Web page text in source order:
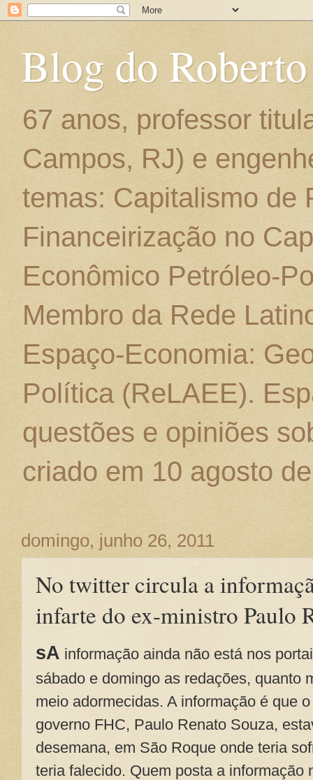
Blog do
67 anos, professor
Campos, RJ) e
temas: Capitalismo de
Financeirização no
Econômico Petróleo-
Membro da Rede
Espaço-Economia:
Política (ReLAEE).
questões e opiniões
criado em 10 agosto
domingo, junho 26, 2011
No twitter circula a
infarte do ex-ministro Paulo
sA informação ainda não está nos
sábado e domingo as redações, quanto
meio adormecidas. A informação é que
governo FHC, Paulo Renato Souza,
desemana, em São Roque onde teria
teria falecido. Quem posta a informação